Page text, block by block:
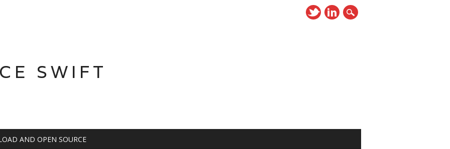
SWIFT
AND OPEN SOURCE